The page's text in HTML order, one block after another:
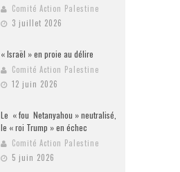
Comité Action Palestine
3 juillet 2026
« Israël » en proie au délire
Comité Action Palestine
12 juin 2026
Le « fou Netanyahou » neutralisé,
le « roi Trump » en échec
Comité Action Palestine
5 juin 2026